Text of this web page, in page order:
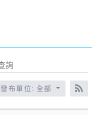
發布單位: 全部